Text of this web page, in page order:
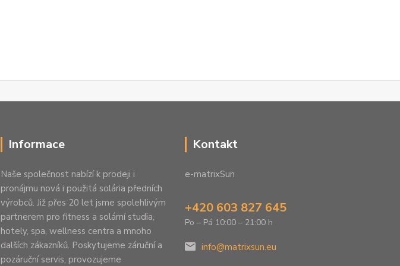
Informace
Naše společnost nabízí k prodeji i
pronájmu nová i použitá solária předních
výrobců. Již přes 20 let jsme spolehlivým
partnerem pro fitness a solární studia,
hotely, spa, wellness centra a mnoho
dalších zákazníků. Poskytujeme záruční a
pozáruční servis, provozujeme
Kontakt
e-matrixSun
+420 603 827 645
Po – Pá 10:00 – 21:00 h
info@matrixsun.eu